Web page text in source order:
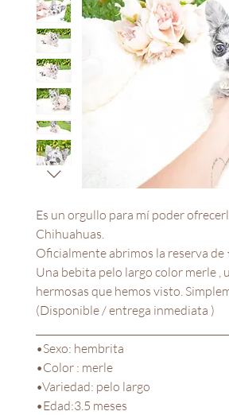
Es un orgullo para mí poder
Chihuahuas.
Oficialmente abrimos la reserva de
Una bebita pelo largo color merle ,
hermosas que hemos visto.
(Disponible / entrega inmediata )
•Sexo: hembrita
•Color : merle
•Variedad: pelo largo
•Edad:3.5 meses